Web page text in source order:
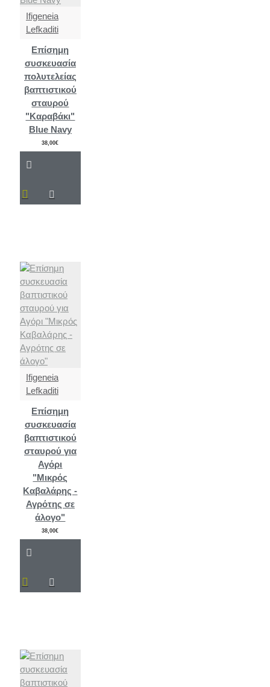
Ifigeneia
Lefkaditi
Επίσημη
συσκευασία
πολυτελείας
βαπτιστικού
σταυρού
"Καραβάκι"
Blue Navy
38,00€
Ifigeneia
Lefkaditi
Επίσημη
συσκευασία
βαπτιστικού
σταυρού για
Αγόρι
"Μικρός
Καβαλάρης -
Αγρότης σε
άλογο"
38,00€